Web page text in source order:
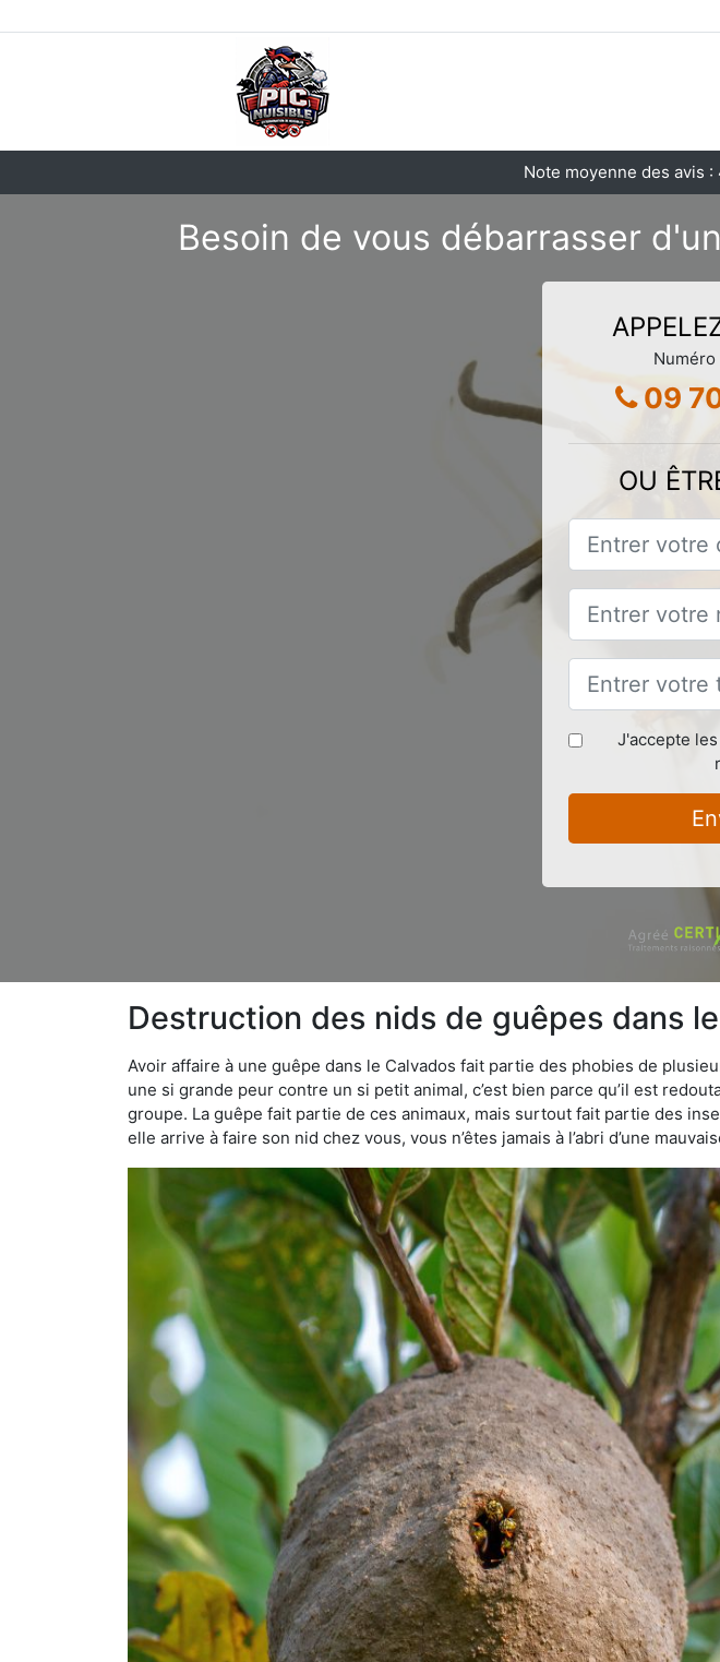
Note moyenne des avis :
Besoin de vous débarrasser
09
OU
J'accepte les
Destruction des nids de guêpes dans
Avoir affaire à une guêpe dans le Calvados fait partie des phobies de
une si grande peur contre un si petit animal, c’est bien parce qu’il est
groupe. La guêpe fait partie de ces animaux, mais surtout fait partie des
elle arrive à faire son nid chez vous, vous n’êtes jamais à l’abri d’une